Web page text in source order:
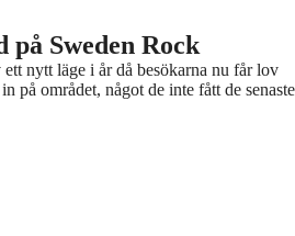
på Sweden Rock
nytt läge i år då besökarna nu får lov
på området, något de inte fått de senaste